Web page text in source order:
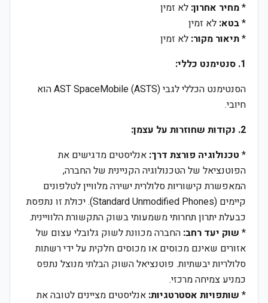
*מחיר אחרון: לא זמין
*בטא: לא זמין
*תיאור מקור: לא זמין
1. סנטימנט כללי:
הסנטימנט הכללי לגבי AST SpaceMobile (ASTS) הוא
חיובי.
2. נקודות שחוזרות על עצמן:
* טכנולוגיה פורצת דרך: אנליסטים מדגישים את
הפוטנציאל של הטכנולוגיה הקניינית של החברה,
המאפשרת קישוריות סלולרית ישירה מלוויין לטלפונים
קיימים (Standard Unmodified Phones). יכולת זו נתפסת
כבעלת יתרון תחרותי משמעותי בשוק התקשורת הלוויינית.
* שוק יעד רחב: החברה מכוונת לשוק גלובלי עצום של
אזורים שאינם מכוסים או מכוסים חלקית על ידי רשתות
סלולריות יבשתיות. פוטנציאל השוק הבלתי מנוצל נתפס
כמניע צמיחה מרכזי.
* שותפויות אסטרטגיות: אנליסטים מציינים לטובה את